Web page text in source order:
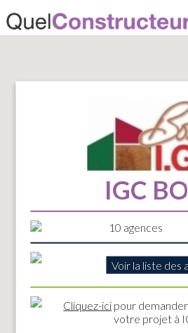
IGC
10 agences
Voir la liste des
Cliquez-ici pour
votre projet à